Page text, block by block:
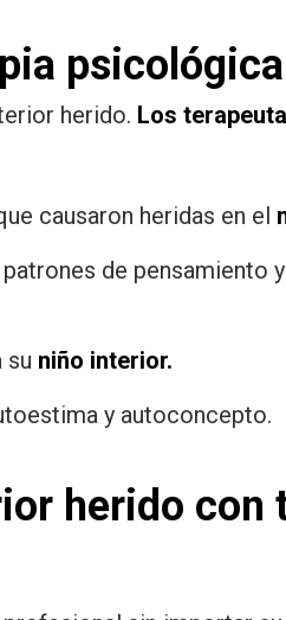
herido. Los
causaron heridas en el
de pensamiento
su niño interior.
y autoconcepto.
herido con